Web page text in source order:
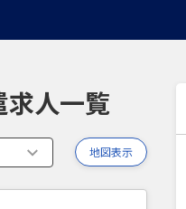
求人一覧
地図表示